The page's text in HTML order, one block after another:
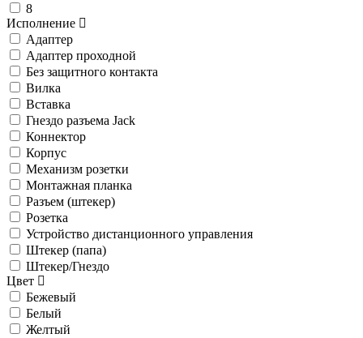
8
Исполнение
Адаптер
Адаптер проходной
Без защитного контакта
Вилка
Вставка
Гнездо разъема Jack
Коннектор
Корпус
Механизм розетки
Монтажная планка
Разъем (штекер)
Розетка
Устройство дистанционного управления
Штекер (папа)
Штекер/Гнездо
Цвет
Бежевый
Белый
Желтый